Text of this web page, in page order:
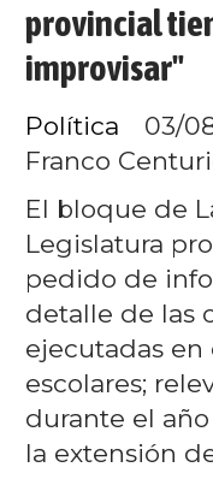
provincial
improvisar"
Franco
Política 03/
El bloque de
Legislatura
pedido de
detalle de las
ejecutadas
escolares;
durante el
la extensión